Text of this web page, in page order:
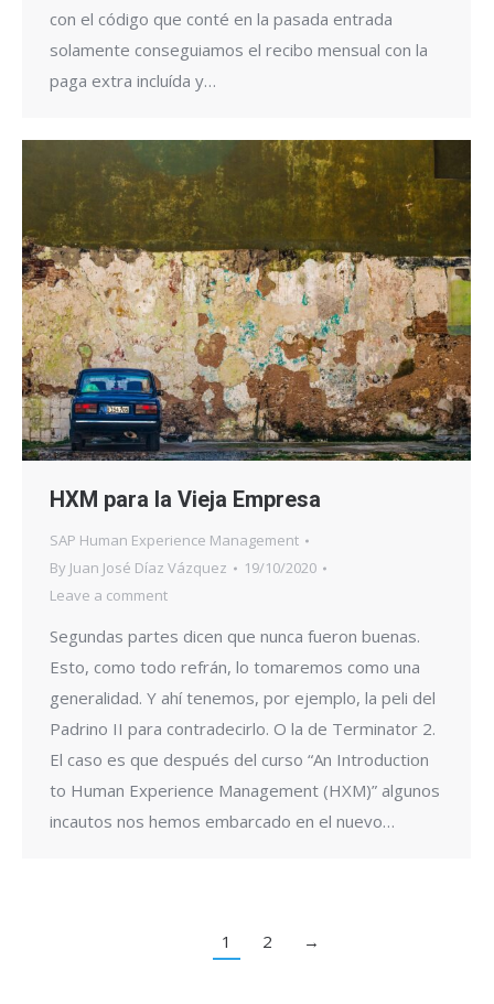
con el código que conté en la pasada entrada
solamente conseguiamos el recibo mensual con la
paga extra incluída y…
HXM para la Vieja Empresa
SAP Human Experience Management
By Juan José Díaz Vázquez
19/10/2020
Leave a comment
Segundas partes dicen que nunca fueron buenas.
Esto, como todo refrán, lo tomaremos como una
generalidad. Y ahí tenemos, por ejemplo, la peli del
Padrino II para contradecirlo. O la de Terminator 2.
El caso es que después del curso “An Introduction
to Human Experience Management (HXM)” algunos
incautos nos hemos embarcado en el nuevo…
1 2 →